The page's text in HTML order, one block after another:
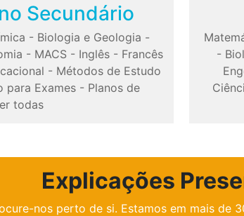
Secundário
- Biologia e Geologia -
- MACS- Inglês- Francês
- Métodos de Estudo
para Exames- Planos de
todas
-
Explicações
nos perto de si. Estamos em mais de